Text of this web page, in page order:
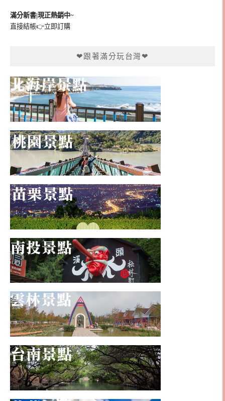
滿分新書|現正熱銷中~
直接結帳👉立即訂購
❤跟著滿分玩台灣❤